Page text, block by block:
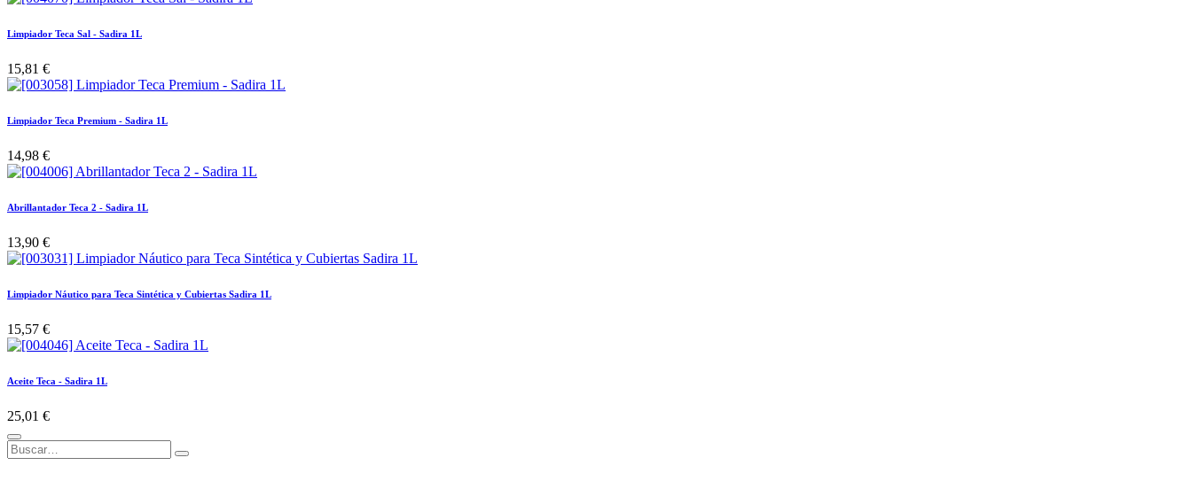
Limpiador Teca Sal - Sadira 1L
15,81 €
Limpiador Teca Premium - Sadira 1L
14,98 €
Abrillantador Teca 2 - Sadira 1L
13,90 €
Limpiador Náutico para Teca Sintética y Cubiertas Sadira 1L
15,57 €
Aceite Teca - Sadira 1L
25,01 €